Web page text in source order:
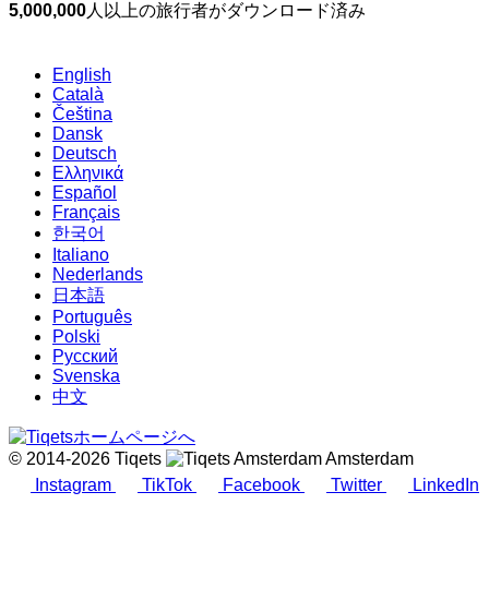
5,000,000人以上の旅行者がダウンロード済み
English
Català
Čeština
Dansk
Deutsch
Ελληνικά
Español
Français
한국어
Italiano
Nederlands
日本語
Português
Polski
Русский
Svenska
中文
© 2014-2026 Tiqets
Amsterdam
Instagram
TikTok Facebook Twitter LinkedIn